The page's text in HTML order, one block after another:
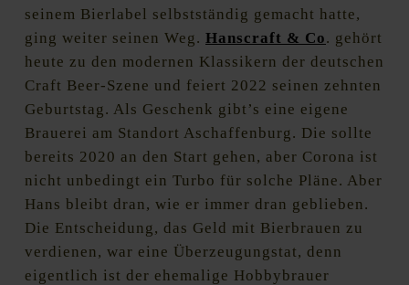
seinem Bierlabel selbstständig gemacht hatte,
ging weiter seinen Weg. Hanscraft & Co. gehört
heute zu den modernen Klassikern der deutschen
Craft Beer-Szene und feiert 2022 seinen zehnten
Geburtstag. Als Geschenk gibt’s eine eigene
Brauerei am Standort Aschaffenburg. Die sollte
bereits 2020 an den Start gehen, aber Corona ist
nicht unbedingt ein Turbo für solche Pläne. Aber
Hans bleibt dran, wie er immer dran geblieben.
Die Entscheidung, das Geld mit Bierbrauen zu
verdienen, war eine Überzeugungstat, denn
eigentlich ist der ehemalige Hobbybrauer